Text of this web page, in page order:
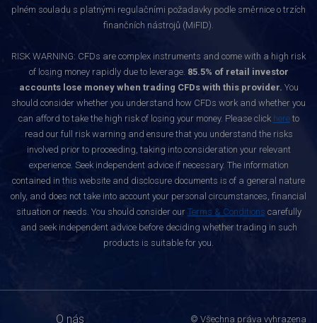
plném souladu s platnými regulačními požadavky podle směrnice o trzích
finančních nástrojů (MiFID).
RISK WARNING: CFDs are complex instruments and come with a high risk
of losing money rapidly due to leverage. 85.5% of retail investor
accounts lose money when trading CFDs with this provider. You
should consider whether you understand how CFDs work and whether you
can afford to take the high risk of losing your money. Please click hereto
read our full risk warning and ensure that you understand the risks
involved prior to proceeding, taking into consideration your relevant
experience. Seek independent advice if necessary. The information
contained in this website and disclosure documents is of a general nature
only, and does not take into account your personal circumstances, financial
situation or needs. You should consider our Terms & Conditions carefully
and seek independent advice before deciding whether trading in such
products is suitable for you.
O nás © Všechna práva vyhrazena